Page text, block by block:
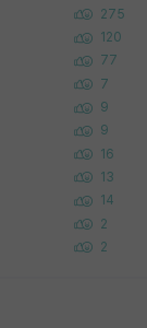
275
120
77
7
9
9
16
13
14
2
2